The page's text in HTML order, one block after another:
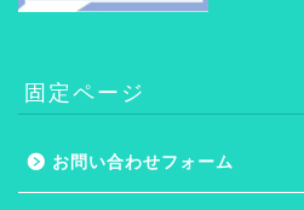
固定ページ
お問い合わせフォーム